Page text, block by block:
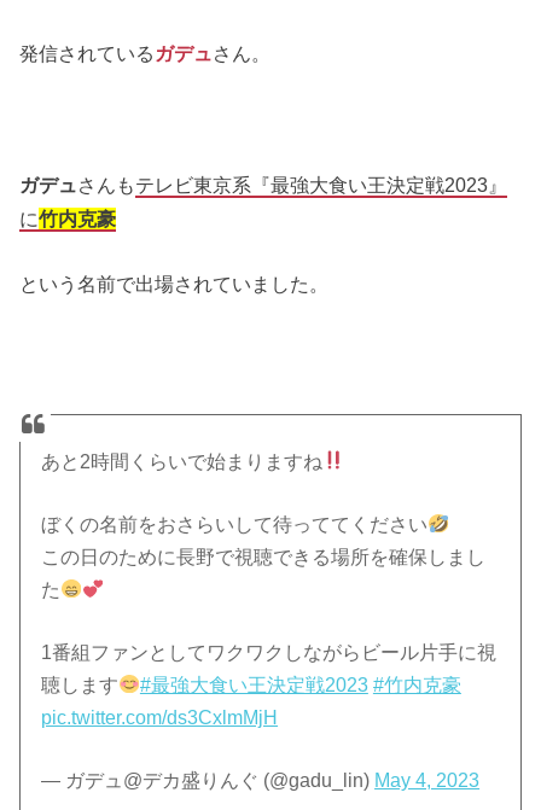
発信されている ガデュさん。
ガデュさんもテレビ東京系『最強大食い王決定戦2023』
に竹内克豪
という名前で出場されていました。
あと2時間くらいで始まりますね
ぼくの名前をおさらいして待っててください
この日のために長野で視聴できる場所を確保しまし
た
1番組ファンとしてワクワクしながらビール片手に視
聴します
#最強大食い王決定戦2023 #竹内克豪
pic.twitter.com/ds3CxlmMjH
— ガデュ@デカ盛りんぐ (@gadu_lin) May 4, 2023